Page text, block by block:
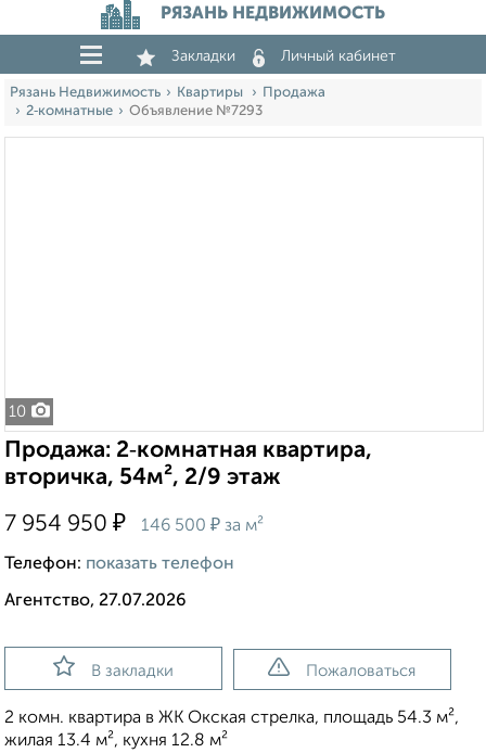
РЯЗАНЬ НЕДВИЖИМОСТЬ
Закладки Личный кабинет
Рязань Недвижимость Квартиры
Продажа
2‑комнатные
Объявление №7293
10
Продажа: 2‑комнатная квартира,
вторичка, 54м², 2/9 этаж
7 954 950 ₽ 146 500 ₽ за м²
Телефон: показать телефон
Агентство, 27.07.2026
В закладки Пожаловаться
2 комн. квартира в ЖК Окская стрелка, площадь 54.3 м²,
жилая 13.4 м², кухня 12.8 м²